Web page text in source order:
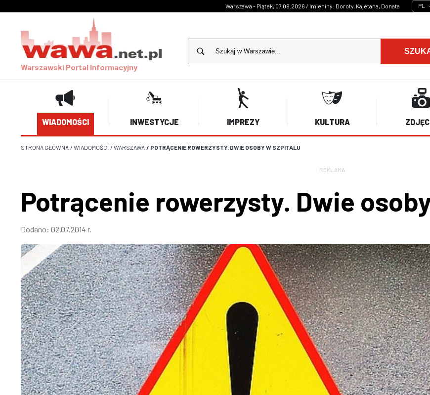
Warszawa - Piątek, 07.08.2026 / Imieniny: Doroty, Kajetana, Donata PL
Warszawski Portal Informacyjny
WIADOMOŚCI INWESTYCJE IMPREZY KULTURA
STRONA GŁÓWNA / WIADOMOŚCI / WARSZAWA / POTRĄCENIE ROWERZYSTY. DWIE OSOBY W SZPITALU
REKLAMA
Potrącenie rowerzysty. Dwie
Dodano: 02.07.2014 r.